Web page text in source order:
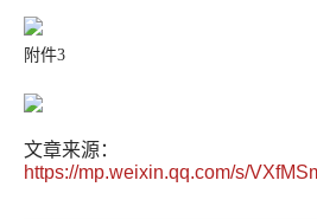
附件3
文章来源：
https://mp.weixin.qq.com/s/